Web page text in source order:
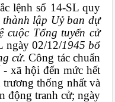
lệnh số 14-SL quy
thành lập Uỷ ban dự
cuộc Tổng tuyển cử
ngày 02/12/1945 bổ
cử. Công tác chuẩn
xã hội đến mức hết
thống nhất và
động tranh cử; ngày